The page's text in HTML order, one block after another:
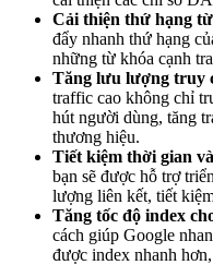
Cải thiện thứ hạng
đẩy nhanh thứ hạng
những từ khóa cạnh
Tăng lưu lượng truy
traffic cao không chỉ
hút người dùng, tăng
thương hiệu.
Tiết kiệm thời gian
bạn sẽ được hỗ trợ
lượng liên kết, tiết
Tăng tốc độ index
cách giúp Google
được index nhanh